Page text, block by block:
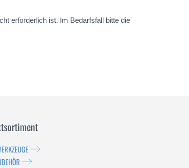
erforderlich ist. Im Bedarfsfall bitte die